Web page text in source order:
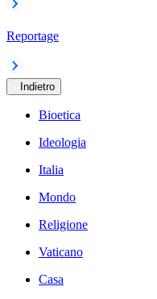
Reportage
Indietro
Bioetica
Ideologia
Italia
Mondo
Religione
Vaticano
Casa